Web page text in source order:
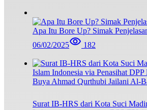
Apa Itu Bore Up? Simak
06/02/2025
182
Surat IB-HRS dari Kota Suci